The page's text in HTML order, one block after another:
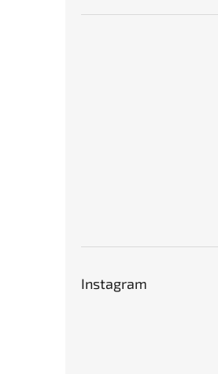
Instagram